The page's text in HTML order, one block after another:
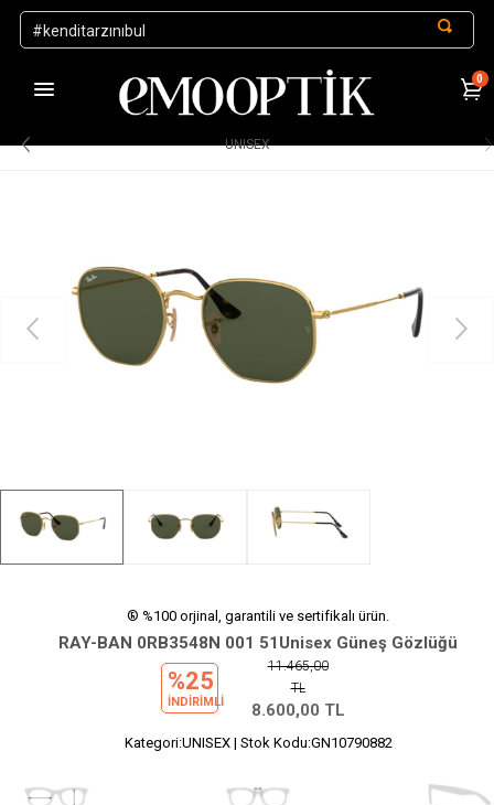
1000 TL ve Üzeri Alışverişlerde Kargo Ücretsiz
0
UNISEX
® %100 orjinal, garantili ve sertifikalı ürün.
RAY-BAN 0RB3548N 001 51Unisex Güneş Gözlüğü
%25
INDIRIMLI
11.465,00
TL
8.600,00 TL
Kategori:UNISEX | Stok Kodu:GN10790882